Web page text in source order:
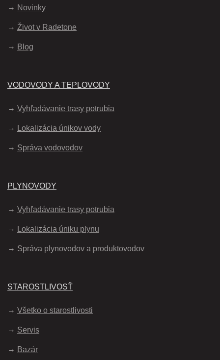
Novinky
Život v Radetone
Blog
VODOVODY A TEPLOVODY
Vyhľadávanie trasy potrubia
Lokalizácia únikov vody
Správa vodovodov
PLYNOVODY
Vyhľadávanie trasy potrubia
Lokalizácia úniku plynu
Správa plynovodov a produktovodov
STAROSTLIVOSŤ
Všetko o starostlivosti
Servis
Bazár